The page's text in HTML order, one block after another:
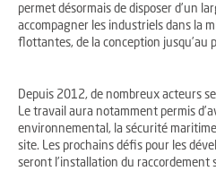
permet désormais de disposer d’un
accompagner les industriels dans la
flottantes, de la conception jusqu’au
Depuis 2012, de nombreux acteurs
Le travail aura notamment permis
environnemental, la sécurité
site. Les prochains défis pour les
seront l’installation du raccordement